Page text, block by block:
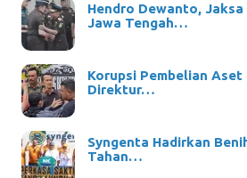
Hendro Dewanto, Jaksa
Jawa Tengah…
Korupsi Pembelian Aset
Direktur…
Syngenta Hadirkan
Tahan…